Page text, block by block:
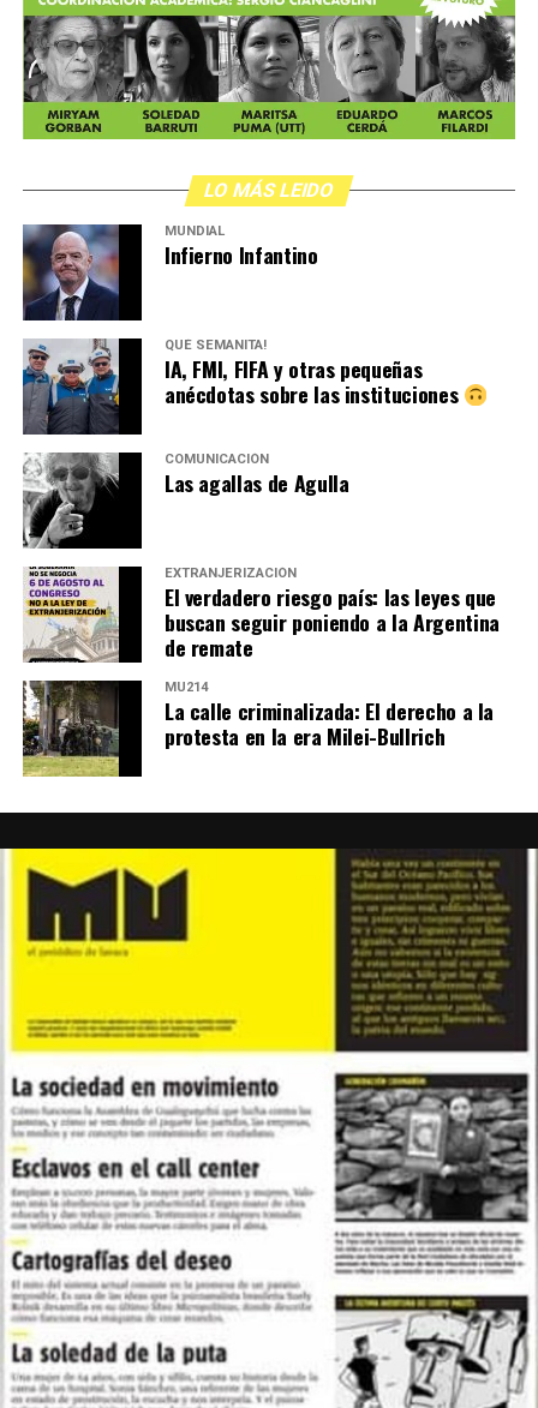
LO MÁS LEIDO
MUNDIAL
Infierno Infantino
QUÉ SEMANITA!
IA, FMI, FIFA y otras pequeñas
anécdotas sobre las instituciones
COMUNICACIÓN
Las agallas de Agulla
EXTRANJERIZACIÓN
El verdadero riesgo país: las leyes que
buscan seguir poniendo a la Argentina
de remate
MU214
La calle criminalizada: El derecho a la
protesta en la era Milei-Bullrich